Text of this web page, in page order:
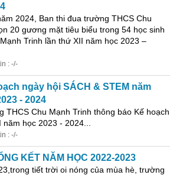
2024, Ban thi đua trường THCS Chu
20 gương mặt tiêu biểu trong 54 học sinh
Trinh lần thứ XII năm học 2023 –
: -/-
ngày hội SÁCH & STEM năm
- 2024
THCS Chu Mạnh Trinh thông báo Kế hoạch
học 2023 - 2024...
: -/-
KẾT NĂM HỌC 2022-2023
tiết trời oi nóng của mùa hè, trường